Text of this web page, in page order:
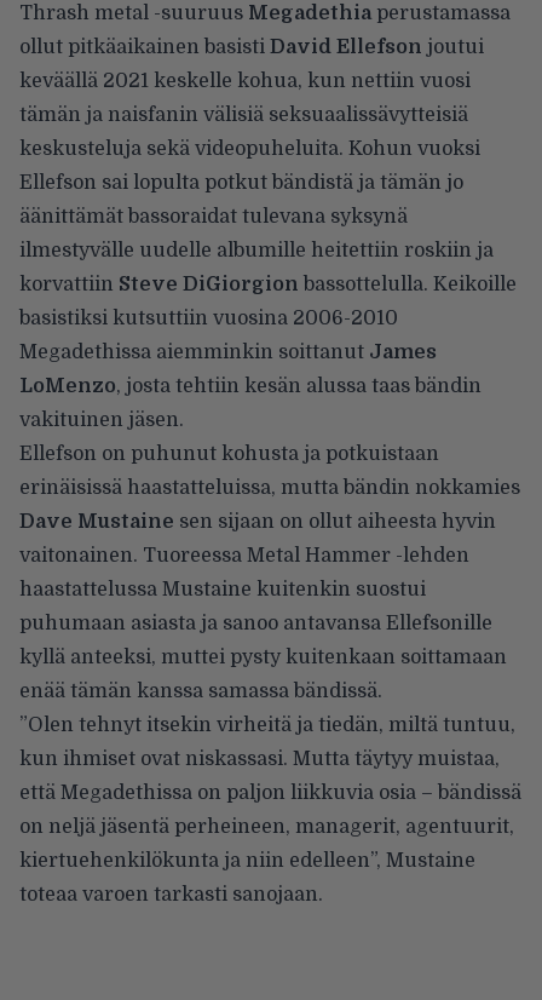
Thrash metal -suuruus Megadethiaperustamassa
ollut pitkäaikainen basisti David Ellefson joutui
keväällä 2021 keskelle kohua, kun nettiin vuosi
tämän ja naisfanin välisiä seksuaalissävytteisiä
keskusteluja sekä videopuheluita. Kohun vuoksi
Ellefson sai lopulta potkut bändistä ja tämän jo
äänittämät bassoraidat tulevana syksynä
ilmestyvälle uudelle albumille heitettiin roskiin ja
korvattiin Steve DiGiorgion bassottelulla. Keikoille
basistiksi kutsuttiin vuosina 2006-2010
Megadethissa aiemminkin soittanut James
LoMenzo, josta tehtiin kesän alussa taas bändin
vakituinen jäsen.
Ellefson on puhunut kohusta ja potkuistaan
erinäisissä haastatteluissa, mutta bändin nokkamies
Dave Mustaine sen sijaan on ollut aiheesta hyvin
vaitonainen. Tuoreessa Metal Hammer -lehden
haastattelussa Mustaine kuitenkin suostui
puhumaan asiasta ja sanoo antavansa Ellefsonille
kyllä anteeksi, muttei pysty kuitenkaan soittamaan
enää tämän kanssa samassa bändissä.
”Olen tehnyt itsekin virheitä ja tiedän, miltä tuntuu,
kun ihmiset ovat niskassasi. Mutta täytyy muistaa,
että Megadethissa on paljon liikkuvia osia – bändissä
on neljä jäsentä perheineen, managerit, agentuurit,
kiertuehenkilökunta ja niin edelleen”, Mustaine
toteaa varoen tarkasti sanojaan.